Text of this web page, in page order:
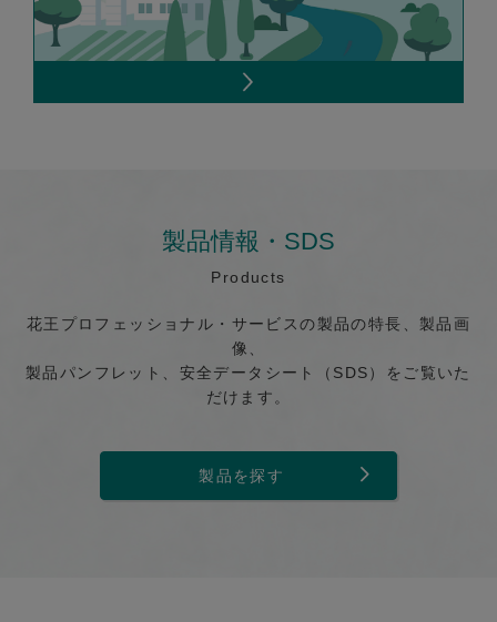
製品情報・SDS
Products
花王プロフェッショナル・サービスの製品の特長、製品画
像、
製品パンフレット、安全データシート（SDS）をご覧いた
だけます。
製品を探す